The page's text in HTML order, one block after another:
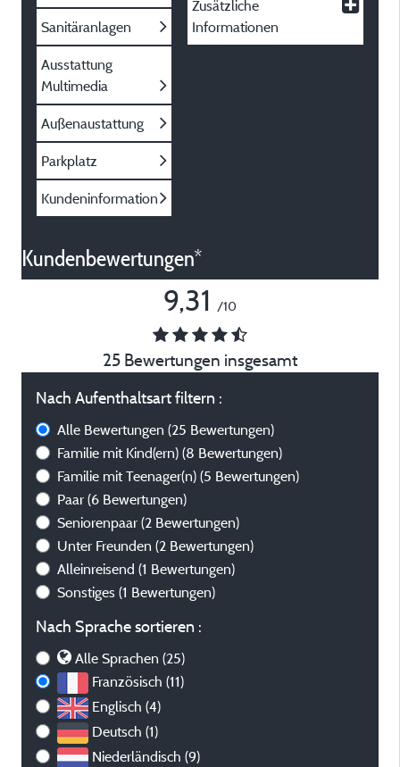
Sanitäranlagen
Ausstattung
Multimedia
Außenaustattung
Parkplatz
Kundeninformation
Zusätzliche
Informationen
Kundenbewertungen*
9,31 /10
25 Bewertungen insgesamt
Nach Aufenthaltsart filtern :
Alle Bewertungen (25 Bewertungen)
Familie mit Kind(ern) (8 Bewertungen)
Familie mit Teenager(n) (5 Bewertungen)
Paar (6 Bewertungen)
Seniorenpaar (2 Bewertungen)
Unter Freunden (2 Bewertungen)
Alleinreisend (1 Bewertungen)
Sonstiges (1 Bewertungen)
Nach Sprache sortieren :
Alle Sprachen (25)
Französisch (11)
Englisch (4)
Deutsch (1)
Niederländisch (9)